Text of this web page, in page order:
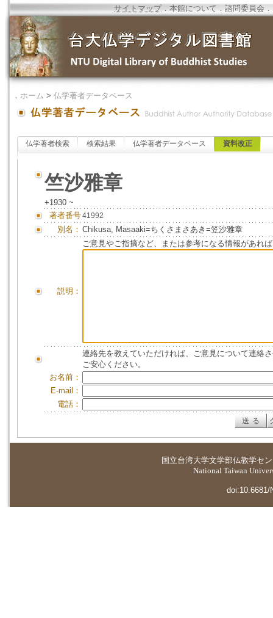
サイトマップ．本館について ．諮問委員会 ．
． ホーム > 仏学著者データベース
仏学著者検索 検索結果 仏学著者データベース 資料改正
竺沙雅章
+1930 ~
著者番号41992
別名： Chikusa, Masaaki=ちくさまさあき=笠沙雅章
説明：
ご意見やご指摘など、または参考になる情報があれ
連絡先を教えていただければ、ご意見について連絡
ご安心ください。
お名前：
E-mail：
電話：
国立台湾大学文学部仏教学セ
National Taiwan
doi:10.6681/